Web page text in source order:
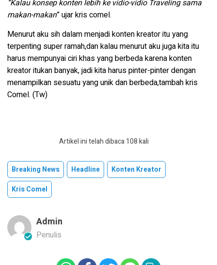
“Kalau konsep konten lebih ke vidio-vidio Traveling sama
makan-makan” ujar kris comel.
Menurut aku sih dalam menjadi konten kreator itu yang
terpenting super ramah,dan kalau menurut aku juga kita itu
harus mempunyai ciri khas yang berbeda karena konten
kreator itukan banyak, jadi kita harus pinter-pinter dengan
menampilkan sesuatu yang unik dan berbeda,tambah kris
Comel. (Tw)
Artikel ini telah dibaca 108 kali
Breaking News Headline
Konten Kreator
Kris Comel
Admin
Penulis